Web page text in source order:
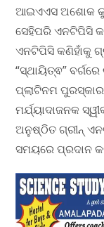
ଆଇଏଏସ ଅଶୋକ
ସେହିପରି ଏନଟିପିସି
ଏନଟିପିସି କଣିହାଁକୁ
“ସ୍ଥାୟିତ୍ଵ”
ପ୍ଲାଟିନମ
ମର୍ଯ୍ୟାଦାଜନକ
ଅନୁଷ୍ଠିତ ଗ୍ରୀନ୍
ସମୟରେ ପ୍ରଦାନ